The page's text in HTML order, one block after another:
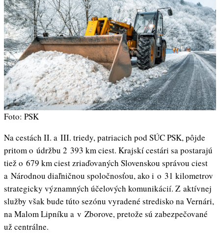
Foto: PSK
Na cestách II. a III. triedy, patriacich pod SÚC PSK, pôjde
pritom o údržbu 2 393 km ciest. Krajskí cestári sa postarajú
tiež o 679 km ciest zriaďovaných Slovenskou správou ciest
a Národnou diaľničnou spoločnosťou, ako i o 31 kilometrov
strategicky významných účelových komunikácií. Z aktívnej
služby však bude túto sezónu vyradené stredisko na Vernári,
na Malom Lipníku a v Zborove, pretože sú zabezpečované
už centrálne.